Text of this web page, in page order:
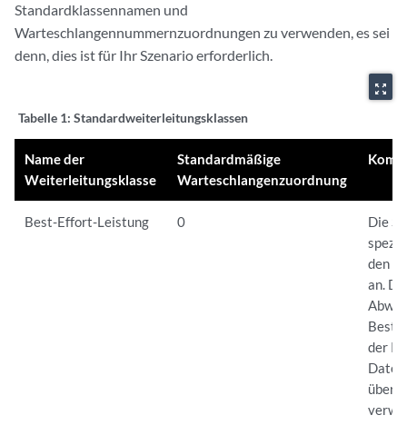
Standardklassennamen und
Warteschlangennummernzuordnungen zu verwenden, es sei
denn, dies ist für Ihr Szenario erforderlich.
zoom_out_map
Tabelle 1: Standardweiterleitungsklassen
Name der
Weiterleitungsklasse
Standardmäßige
Warteschlangenzuordnung
Best-Effort-Leistung 0
Die
den
an.
Best-
der